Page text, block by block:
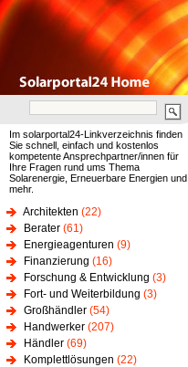
Im solarportal24-Linkverzeichnis finden
Sie schnell, einfach und kostenlos
kompetente Ansprechpartner/innen für
Ihre Fragen rund ums Thema
Solarenergie, Erneuerbare Energien und
mehr.
Architekten (22)
Berater (61)
Energieagenturen (9)
Finanzierung (16)
Forschung & Entwicklung (3)
Fort- und Weiterbildung (3)
Großhändler (54)
Handwerker (207)
Händler (69)
Komplettlösungen (22)